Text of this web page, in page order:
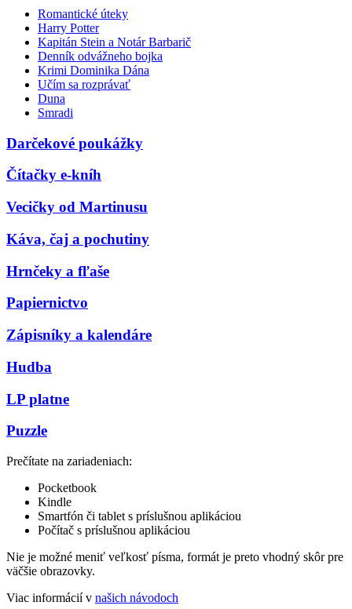
Romantické úteky
Harry Potter
Kapitán Stein a Notár Barbarič
Denník odvážneho bojka
Krimi Dominika Dána
Učím sa rozprávať
Duna
Smradi
Darčekové poukážky
Čítačky e-kníh
Vecičky od Martinusu
Káva, čaj a pochutiny
Hrnčeky a fľaše
Papiernictvo
Zápisníky a kalendáre
Hudba
LP platne
Puzzle
Prečítate na zariadeniach:
Pocketbook
Kindle
Smartfón či tablet s príslušnou aplikáciou
Počítač s príslušnou aplikáciou
Nie je možné meniť veľkosť písma, formát je preto vhodný skôr pre
väčšie obrazovky.
Viac informácií v našich návodoch